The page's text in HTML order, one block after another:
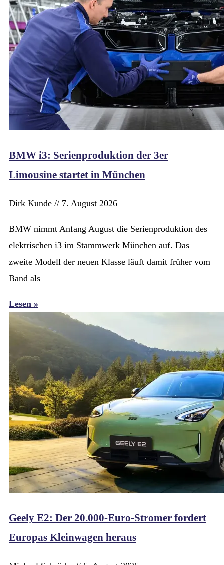
BMW i3: Serienproduktion der 3er
Limousine startet in München
Dirk Kunde 7. August 2026
BMW nimmt Anfang August die Serienproduktion des
elektrischen i3 im Stammwerk München auf. Das
zweite Modell der neuen Klasse läuft damit früher vom
Band als
Lesen »
Geely E2: Der 20.000-Euro-Stromer fordert
Europas Kleinwagen heraus